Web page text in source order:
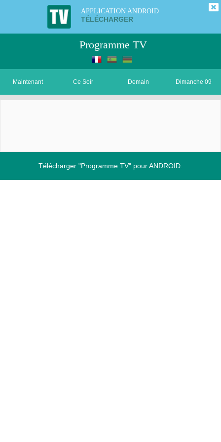
APPLICATION ANDROID
TÉLÉCHARGER
Programme TV
Maintenant Ce Soir Demain Dimanche 09
Télécharger "Programme TV" pour ANDROID.